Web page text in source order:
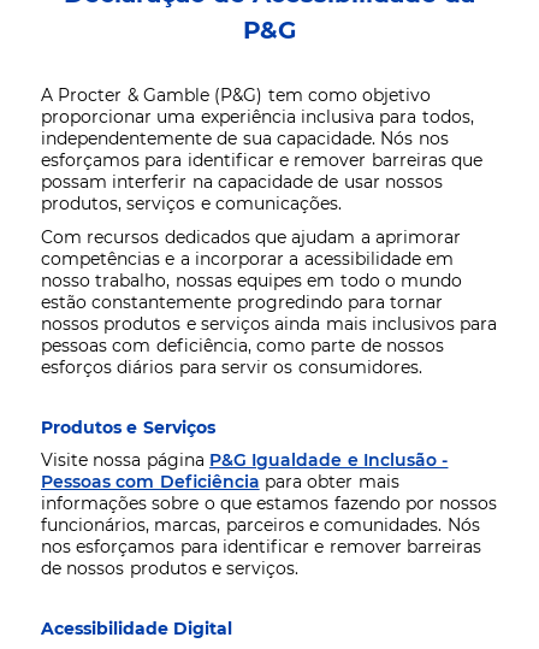
P&G
A Procter & Gamble (P&G) tem como objetivo
proporcionar uma experiência inclusiva para todos,
independentemente de sua capacidade. Nós nos
esforçamos para identificar e remover barreiras que
possam interferir na capacidade de usar nossos
produtos, serviços e comunicações.
Com recursos dedicados que ajudam a aprimorar
competências e a incorporar a acessibilidade em
nosso trabalho, nossas equipes em todo o mundo
estão constantemente progredindo para tornar
nossos produtos e serviços ainda mais inclusivos para
pessoas com deficiência, como parte de nossos
esforços diários para servir os consumidores.
Produtos e Serviços
Visite nossa página P&G Igualdade e Inclusão -
Pessoas com Deficiência para obter mais
informações sobre o que estamos fazendo por nossos
funcionários, marcas, parceiros e comunidades. Nós
nos esforçamos para identificar e remover barreiras
de nossos produtos e serviços.
Acessibilidade Digital